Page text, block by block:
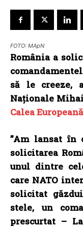
FOTO: MApN
România a
să le creeze,
Naționale
Calea Europeană
”Am lansat în
solicitarea
unul dintre
care NATO
solicitat
stele, un
prescurtat –